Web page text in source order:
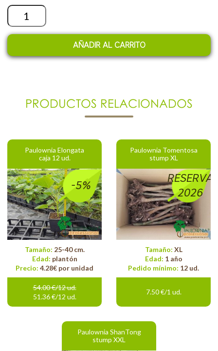
Cantidad
AÑADIR AL CARRITO
PRODUCTOS RELACIONADOS
Paulownia Elongata
caja 12 ud.
-5%
Tamaño: 25-40 cm.
Edad: plantón
Precio: 4.28€ por unidad
54.00 €/12 ud.
51.36 €/12 ud.
Paulownia Tomentosa
stump XL
RESERVA
2026
Tamaño: XL
Edad: 1 año
Pedido mínimo: 12 ud.
7.50 €/1 ud.
Paulownia ShanTong
stump XXL